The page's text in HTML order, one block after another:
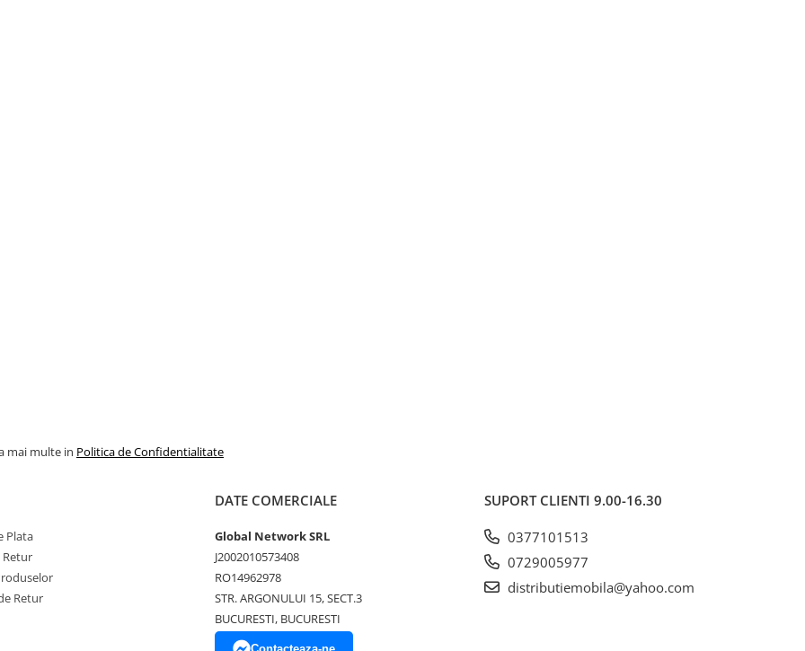
mai multe in Politica de Confidentialitate
Plata
Retur
Retur
DATE COMERCIALE
Global Network SRL
J2002010573408
RO14962978
STR. ARGONULUI 15, SECT.3
BUCURESTI, BUCURESTI
SUPORT CLIENTI 9.00-16.30
0377101513
0729005977
distributiemobila@yahoo.com